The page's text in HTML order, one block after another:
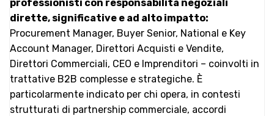
professionisti con responsabilità negoziali
dirette, significative e ad alto impatto:
Procurement Manager, Buyer Senior, National e Key
Account Manager, Direttori Acquisti e Vendite,
Direttori Commerciali, CEO e Imprenditori – coinvolti in
trattative B2B complesse e strategiche. È
particolarmente indicato per chi opera, in contesti
strutturati di partnership commerciale, accordi